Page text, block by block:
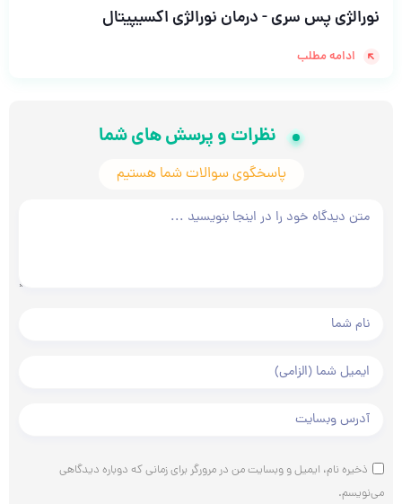
نورالژی پس سری - درمان نورالژی اکسیپیتال
ادامه مطلب
نظرات و پرسش های شما
پاسخگوی سوالات شما هستیم
متن دیدگاه شما
نام و نام خانوادگی شما
ایمیل شما
آدرس وبسایت شما
ذخیره نام، ایمیل و وبسایت من در مرورگر برای زمانی که دوباره دیدگاهی
می‌نویسم.